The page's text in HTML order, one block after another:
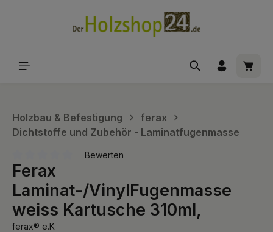
Holzbau & Befestigung
ferax
Dichtstoffe und Zubehör - Laminatfugenmasse
Durchschnittliche Bewertung von 0 von 5 Sternen
Bewerten
Ferax
Laminat-/VinylFugenmasse
weiss Kartusche 310ml,
ferax® e.K